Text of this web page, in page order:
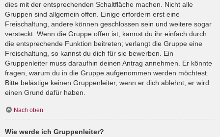
dies mit der entsprechenden Schaltfläche machen. Nicht alle
Gruppen sind allgemein offen. Einige erfordern erst eine
Freischaltung, andere können geschlossen sein und weitere sogar
versteckt. Wenn die Gruppe offen ist, kannst du ihr einfach durch
die entsprechende Funktion beitreten; verlangt die Gruppe eine
Freischaltung, so kannst du dich für sie bewerben. Ein
Gruppenleiter muss daraufhin deinen Antrag annehmen. Er könnte
fragen, warum du in die Gruppe aufgenommen werden möchtest.
Bitte belästige keinen Gruppenleiter, wenn er dich ablehnt, er wird
einen Grund dafür haben.
Nach oben
Wie werde ich Gruppenleiter?